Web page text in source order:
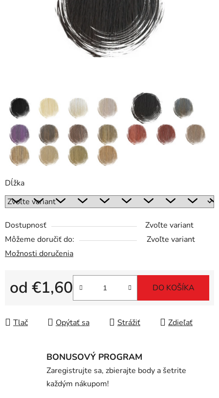
Dĺžka
Dostupnosť
Zvoľte variant
Môžeme doručiť do:
Zvoľte variant
Možnosti doručenia
od €1,60 DO KOŠÍKA
Tlač Opýtať sa Strážiť Zdieľať
BONUSOVÝ PROGRAM
Zaregistrujte sa, zbierajte body a šetrite
každým nákupom!